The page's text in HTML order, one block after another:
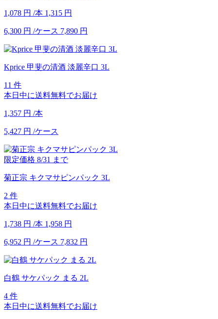
1,078 円 /本 1,315 円
6,300 円 /ケース 7,890 円
Kprice 甲斐の清酒 淡麗辛口 3L
11 件
本日中に送料無料でお届け
1,357 円 /本
5,427 円 /ケース
限定価格 8/31 まで
菊正宗 キクマサピンパック 3L
2 件
本日中に送料無料でお届け
1,738 円 /本 1,958 円
6,952 円 /ケース 7,832 円
白鶴 サケパック まる 2L
4 件
本日中に送料無料でお届け